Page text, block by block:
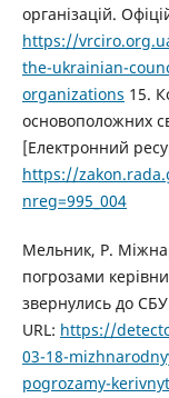
організацій.
https://
the-ukrainian-
organizations 15.
основоположних
[Електронний
https://
nreg=995_004
Мельник, Р.
погрозами
звернулись до
URL: https://
03-18-
pogrozamy-